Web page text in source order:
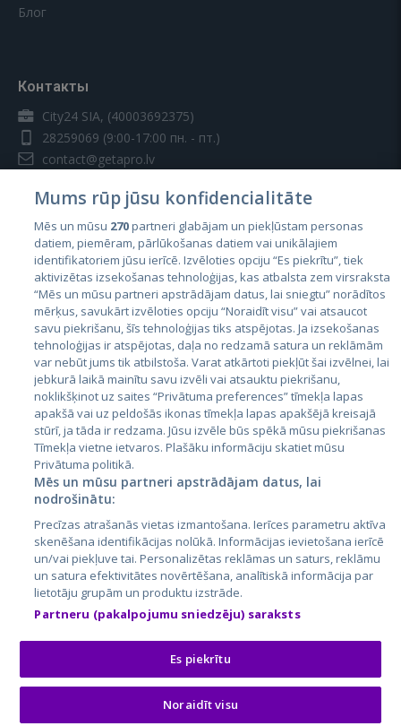
Блог
Контакты
City24 SIA, (40003692375)
28259069 (9:00-17:00 пн. - пт.)
contact@getapro.lv
Страны
Эстония
Латвия
Литва
City24.lv
City24.ee
GetaPro.lv
GetaPro.ee
Skelbiu.lt
Autoplius.lt
Aruodas.lt
CVbankas.lt
Kainos.lt
Paslaugos.lt
auto24.ee
Osta.ee
KuldneBörs.ee
Mums rūp jūsu konfidencialitāte
Mēs un mūsu 270partneri glabājam un piekļūstam personas
datiem, piemēram, pārlūkošanas datiem vai unikālajiem
identifikatoriem jūsu ierīcē. Izvēloties opciju “Es piekrītu”, tiek
aktivizētas izsekošanas tehnoloģijas, kas atbalsta zem virsraksta
“Mēs un mūsu partneri apstrādājam datus, lai sniegtu” norādītos
mērķus, savukārt izvēloties opciju “Noraidīt visu” vai atsaucot
savu piekrišanu, šīs tehnoloģijas tiks atspējotas. Ja izsekošanas
tehnoloģijas ir atspējotas, daļa no redzamā satura un reklāmām
var nebūt jums tik atbilstoša. Varat atkārtoti piekļūt šai izvēlnei, lai
jebkurā laikā mainītu savu izvēli vai atsauktu piekrišanu,
noklikšķinot uz saites “Privātuma preferences” tīmekļa lapas
apakšā vai uz peldošās ikonas tīmekļa lapas apakšējā kreisajā
stūrī, ja tāda ir redzama. Jūsu izvēle būs spēkā mūsu piekrišanas
Tīmekļa vietne ietvaros. Plašāku informāciju skatiet mūsu
Privātuma politikā.
Mēs un mūsu partneri apstrādājam datus, lai
nodrošinātu:
Precīzas atrašanās vietas izmantošana. Ierīces parametru aktīva
skenēšana identifikācijas nolūkā. Informācijas ievietošana ierīcē
un/vai piekļuve tai. Personalizētas reklāmas un saturs, reklāmu
un satura efektivitātes novērtēšana, analītiskā informācija par
lietotāju grupām un produktu izstrāde.
Partneru (pakalpojumu sniedzēju) saraksts
Es piekrītu
Noraidīt visu